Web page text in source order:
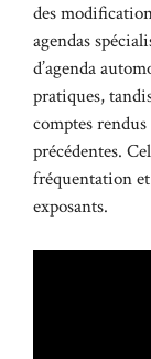
des
agendas
d’agenda
pratiques,
comptes
précédentes.
fréquentation
exposants.